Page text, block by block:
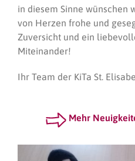
in diesem Sinne wünschen
von Herzen frohe und
Zuversicht und ein
Miteinander!
Ihr Team der KiTa St.
Mehr